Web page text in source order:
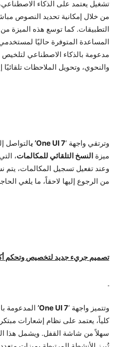
تشغيل يعتمد على الذكاء
من خلال إمكانية تحديد النصوص
التطبيقات. كما توسع هذه الميزة من
مدعومة بالذكاء الاصطناعي لتلخيص
والنحوي، وتحويل الملاحظات
وترتقي واجهة ‘One UI 7
’ بالتواصل
ميزة النسخ التلقائي للمكالمات، التي
وعند تفعيل تسجيل المكالمات، يتم
من الرجوع إليها لاحقاً، ما يلغي
تصميم جريء جديد لتخصيص وتحكم
وتتميز واجهة ‘One UI 7’ المدعومة
كلياً، يعتمد على نظام إشعارات
سهلاً من شاشة القفل. ويشمل هذا